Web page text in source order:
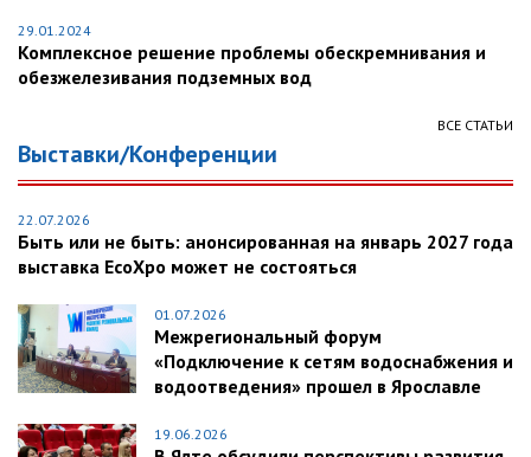
29.01.2024
Комплексное решение проблемы обескремнивания и
обезжелезивания подземных вод
ВСЕ СТАТЬИ
Выставки/Конференции
22.07.2026
Быть или не быть: анонсированная на январь 2027 года
выставка EcoXpo может не состояться
01.07.2026
Межрегиональный форум
«Подключение к сетям водоснабжения и
водоотведения» прошел в Ярославле
19.06.2026